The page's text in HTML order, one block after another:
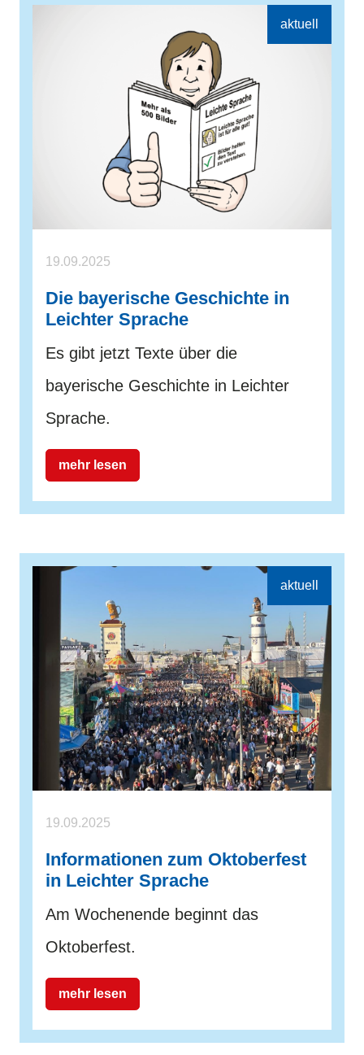
19.09.2025
Die bayerische Geschichte in
Leichter Sprache
Es gibt jetzt Texte über die
bayerische Geschichte in Leichter
Sprache.
mehr lesen
19.09.2025
Informationen zum Oktoberfest
in Leichter Sprache
Am Wochenende beginnt das
Oktoberfest.
mehr lesen